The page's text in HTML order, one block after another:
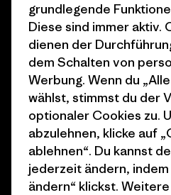
1% For The Planet
Wie wir finanzieren
Geschenkgutscheine
Stores in deiner
Nähe
grundlegende
Diese sind immer aktiv.
dienen der
dem Schalten von
Werbung. Wenn du
wählst, stimmst du der
optionaler Cookies zu.
abzulehnen, klicke auf
ablehnen“. Du kannst
jederzeit ändern,
ändern“ klickst.